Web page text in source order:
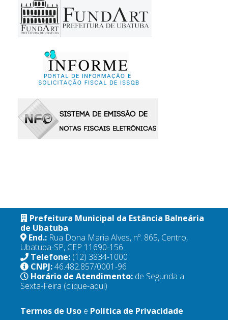
Prefeitura Municipal da Estância Balneária
de Ubatuba
End.: Rua Dona Maria Alves, nº. 865, Centro,
Ubatuba-SP, CEP 11690-156
Telefone: (12) 3834-1000
CNPJ:46.482.857/0001-96
Horário de Atendimento: de Segunda a
Sexta-Feira (clique-aqui)
Termos de Uso e Política de Privacidade